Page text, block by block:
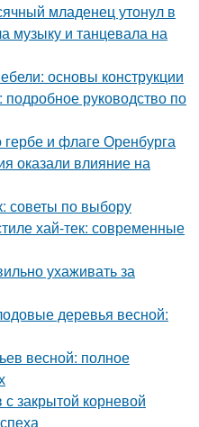
младенец утонул в
музыку и танцевала на
основы конструкции
руководство по
и флаге Оренбурга
оказали влияние на
советы по выбору
хай-тек: современные
ухаживать за
деревья весной:
весной: полное
закрытой корневой